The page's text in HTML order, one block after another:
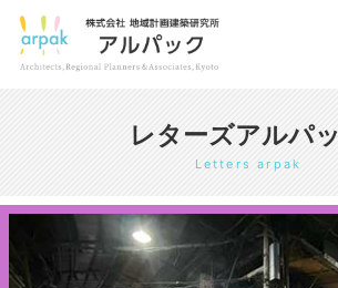
レターズアルパ
Letters arpak